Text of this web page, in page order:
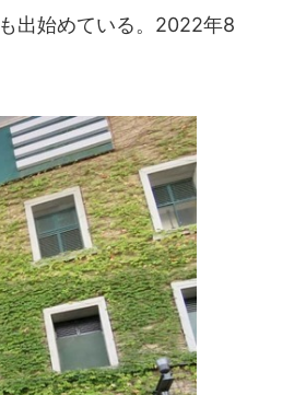
出始めている。2022年8